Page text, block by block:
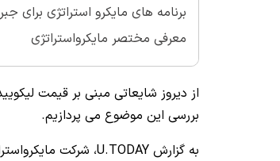
برنامه های مایکرو استراتژی برای
معرفی مختصر مایکرواستراتژی
از دیروز شایعاتی مبنی بر قیمت
بررسی این موضوع می‌ پردازیم.